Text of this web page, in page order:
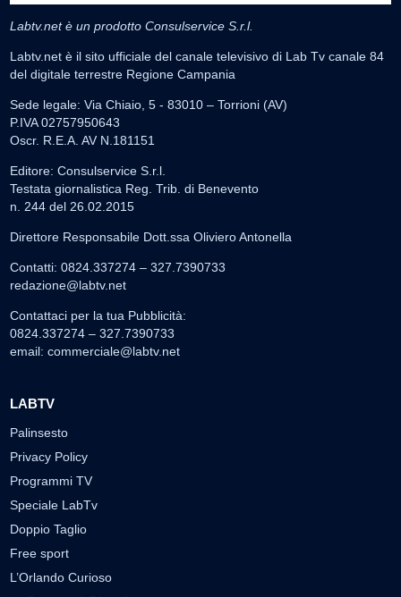
Labtv.net è un prodotto Consulservice S.r.l.
Labtv.net è il sito ufficiale del canale televisivo di Lab Tv canale 84
del digitale terrestre Regione Campania
Sede legale: Via Chiaio, 5 - 83010 – Torrioni (AV)
P.IVA 02757950643
Oscr. R.E.A. AV N.181151
Editore: Consulservice S.r.l.
Testata giornalistica Reg. Trib. di Benevento
n. 244 del 26.02.2015
Direttore Responsabile Dott.ssa Oliviero Antonella
Contatti: 0824.337274 – 327.7390733
redazione@labtv.net
Contattaci per la tua Pubblicità:
0824.337274 – 327.7390733
email: commerciale@labtv.net
LABTV
Palinsesto
Privacy Policy
Programmi TV
Speciale LabTv
Doppio Taglio
Free sport
L’Orlando Curioso